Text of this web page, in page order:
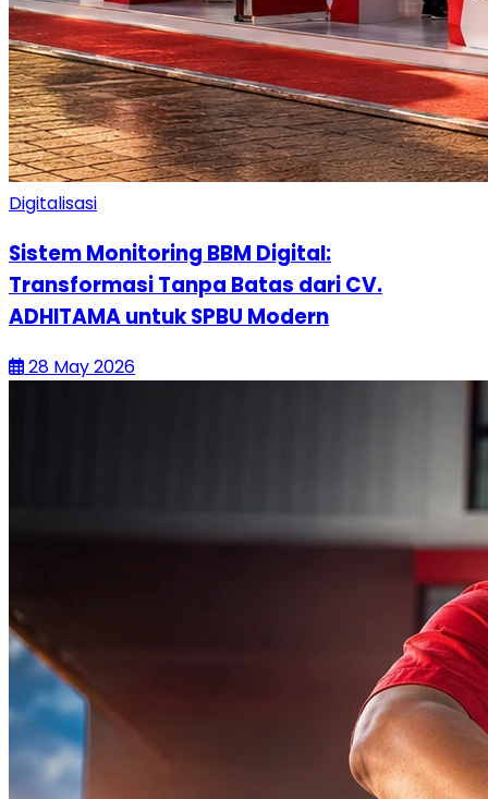
Digitalisasi
Sistem Monitoring BBM Digital:
Transformasi Tanpa Batas dari CV.
ADHITAMA untuk SPBU Modern
28 May 2026